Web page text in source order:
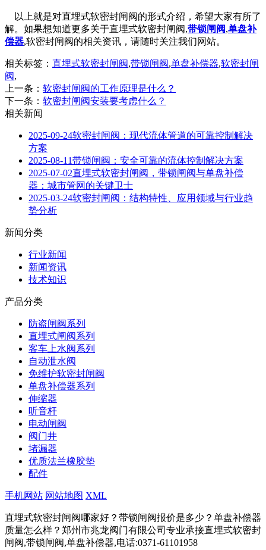
以上就是对直埋式软密封闸阀的形式介绍，希望大家有所了
解。如果想知道更多关于直埋式软密封闸阀,带锁闸阀,单盘补
偿器,软密封闸阀的相关资讯，请随时关注我们网站。
相关标签： 直埋式软密封闸阀,带锁闸阀,单盘补偿器,软密封闸
阀,
上一条： 软密封闸阀的工作原理是什么？
下一条： 软密封闸阀安装要考虑什么？
相关新闻
2025-09-24软密封闸阀：现代流体管道的可靠控制解决
方案
2025-08-11带锁闸阀：安全可靠的流体控制解决方案
2025-07-02直埋式软密封闸阀，带锁闸阀与单盘补偿
器：城市管网的关键卫士
2025-03-24软密封闸阀：结构特性、应用领域与行业趋
势分析
新闻分类
行业新闻
新闻资讯
技术知识
产品分类
防盗闸阀系列
直埋式闸阀系列
客车上水阀系列
自动泄水阀
免维护软密封闸阀
单盘补偿器系列
伸缩器
听音杆
电动闸阀
阀门井
堵漏器
优质法兰橡胶垫
配件
手机网站 网站地图 XML
直埋式软密封闸阀哪家好？带锁闸阀报价是多少？单盘补偿器
质量怎么样？郑州市兆龙阀门有限公司专业承接直埋式软密封
闸阀,带锁闸阀,单盘补偿器,电话:0371-61101958